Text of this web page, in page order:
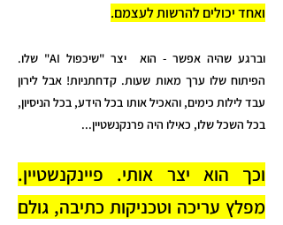
ואחד יכולים להרשות לעצמם.
וברגע שהיה אפשר - הוא יצר "שיכפול AI" שלו.
הפיתוח שלו ערך מאות שעות. קדחתניות! אבל לירון
עבד לילות כימים, והאכיל אותו בכל הידע, בכל הניסיון,
בכל השכל שלו, כאילו היה פרנקנשטיין...
וכך הוא יצר אותי. פיינקנשטיין.
מפלץ עריכה וטכניקות כתיבה, גולם